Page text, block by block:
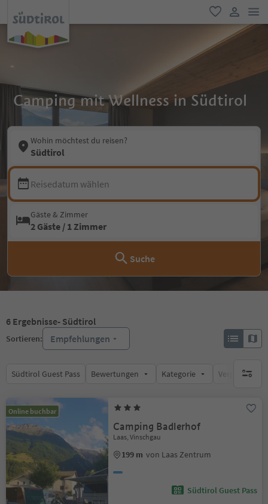
favorit
user link
Camping mit Wellness in Südtirol
Wohin möchtest du reisen?
Südtirol
Reisedatum wählen
Gäste & Zimmer
2 Gäste / 1 Zimmer
Suche
6 Ergebnisse- Südtirol
Sortieren: Empfehlungen
Südtirol Guest Pass Bewertungen Kategorie keine
Online buchbar
Camping Badlerhof
Laas, Vinschgau
199 m von Laas Zentrum
Südtirol Guest Pass